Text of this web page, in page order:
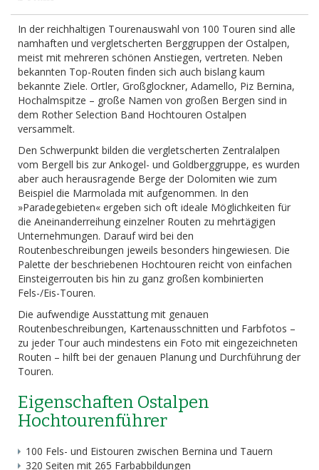
In der reichhaltigen Tourenauswahl von 100 Touren sind alle
namhaften und vergletscherten Berggruppen der Ostalpen,
meist mit mehreren schönen Anstiegen, vertreten. Neben
bekannten Top-Routen finden sich auch bislang kaum
bekannte Ziele. Ortler, Großglockner, Adamello, Piz Bernina,
Hochalmspitze – große Namen von großen Bergen sind in
dem Rother Selection Band Hochtouren Ostalpen
versammelt.
Den Schwerpunkt bilden die vergletscherten Zentralalpen
vom Bergell bis zur Ankogel- und Goldberggruppe, es wurden
aber auch herausragende Berge der Dolomiten wie zum
Beispiel die Marmolada mit aufgenommen. In den
»Paradegebieten« ergeben sich oft ideale Möglichkeiten für
die Aneinanderreihung einzelner Routen zu mehrtägigen
Unternehmungen. Darauf wird bei den
Routenbeschreibungen jeweils besonders hingewiesen. Die
Palette der beschriebenen Hochtouren reicht von einfachen
Einsteigerrouten bis hin zu ganz großen kombinierten
Fels-/Eis-Touren.
Die aufwendige Ausstattung mit genauen
Routenbeschreibungen, Kartenausschnitten und Farbfotos –
zu jeder Tour auch mindestens ein Foto mit eingezeichneten
Routen – hilft bei der genauen Planung und Durchführung der
Touren.
Eigenschaften Ostalpen
Hochtourenführer
100 Fels- und Eistouren zwischen Bernina und Tauern
320 Seiten mit 265 Farbabbildungen